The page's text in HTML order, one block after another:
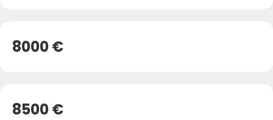
8000 €
8500 €